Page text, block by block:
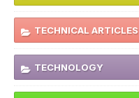
TECHNICAL ARTICLES
TECHNOLOGY